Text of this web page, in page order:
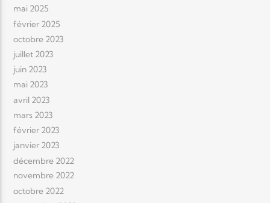
mai 2025
février 2025
octobre 2023
juillet 2023
juin 2023
mai 2023
avril 2023
mars 2023
février 2023
janvier 2023
décembre 2022
novembre 2022
octobre 2022